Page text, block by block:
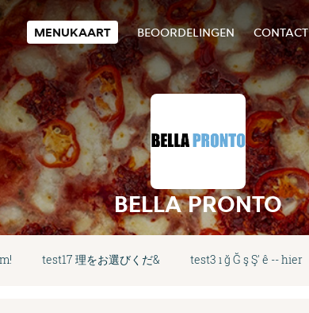
MENUKAART BEOORDELINGEN CONTACT
BELLA PRONTO
test17 理をお選びくだ& test3 ı ğ Ğ ş Ş' ê -- hier